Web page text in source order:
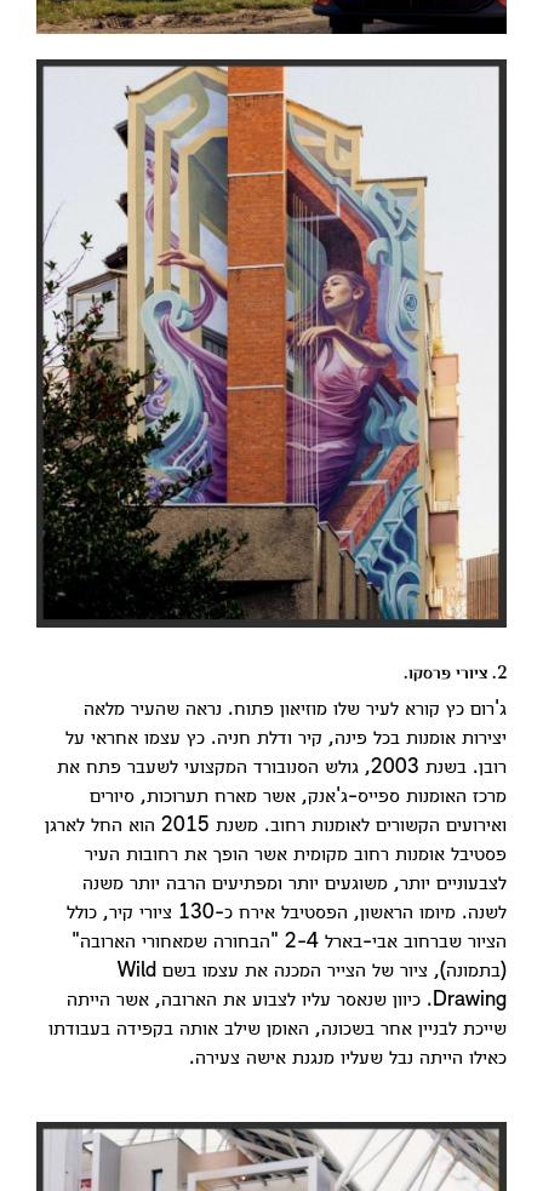
2. ציורי פרסקו.
ג'רום כץ קורא לעיר שלו מוזיאון פתוח. נראה שהעיר מלאה
יצירות אומנות בכל פינה, קיר ודלת חניה. כץ עצמו אחראי על
רובן. בשנת 2003, גולש הסנובורד המקצועי לשעבר פתח את
מרכז האומנות ספייס-ג'אנק, אשר מארח תערוכות, סיורים
ואירועים הקשורים לאומנות רחוב. משנת 2015 הוא החל לארגן
פסטיבל אומנות רחוב מקומית אשר הופך את רחובות העיר
לצבעוניים יותר, משוגעים יותר ומפתיעים הרבה יותר משנה
לשנה. מיומו הראשון, הפסטיבל אירח כ-130 ציורי קיר, כולל
הציור שברחוב אבי-בארל 2-4 "הבחורה שמאחורי הארובה"
(בתמונה), ציור של הצייר המכנה את עצמו בשם Wild
Drawing. כיוון שנאסר עליו לצבוע את הארובה, אשר הייתה
שייכת לבניין אחר בשכונה, האומן שילב אותה בקפידה בעבודתו
כאילו הייתה נבל שעליו מנגנת אישה צעירה.